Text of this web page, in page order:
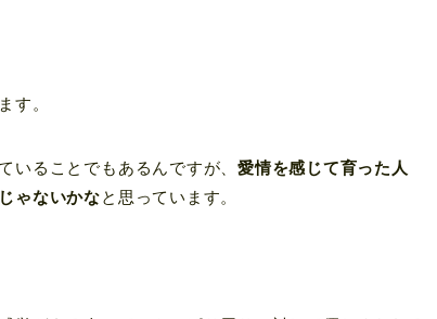
す。
いることでもあるんですが、愛情を感じて育った人
ゃないかなと思っています。